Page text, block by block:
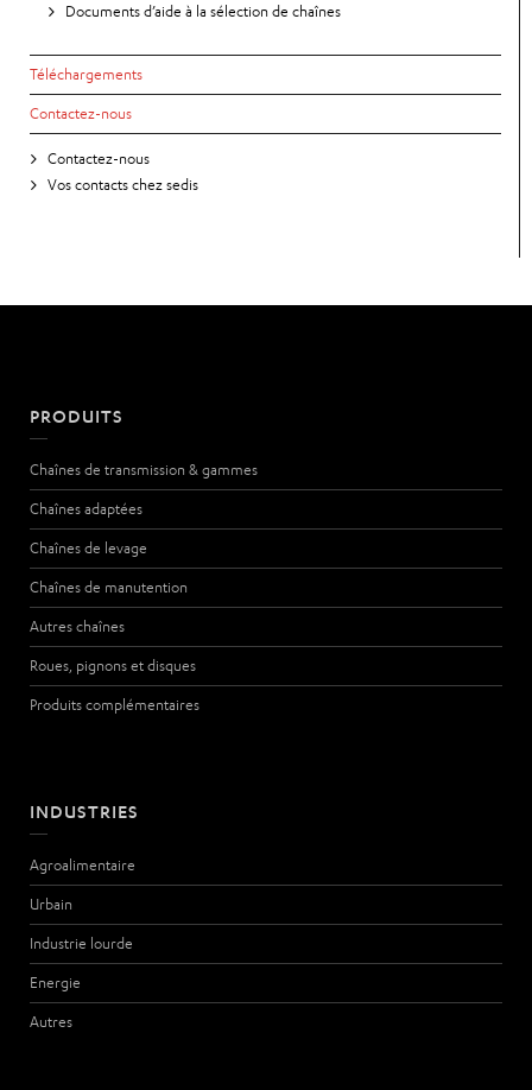
Documents d’aide à la sélection de chaînes
Téléchargements
Contactez-nous
Contactez-nous
Vos contacts chez sedis
PRODUITS
Chaînes de transmission & gammes
Chaînes adaptées
Chaînes de levage
Chaînes de manutention
Autres chaînes
Roues, pignons et disques
Produits complémentaires
INDUSTRIES
Agroalimentaire
Urbain
Industrie lourde
Energie
Autres